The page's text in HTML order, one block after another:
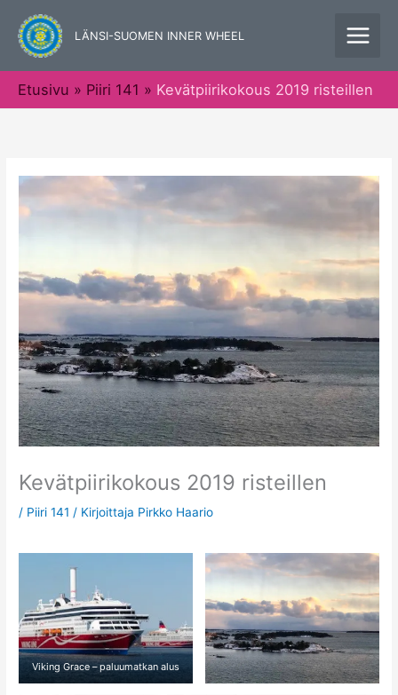
sisältöön
LÄNSI-SUOMEN INNER WHEEL
Etusivu Piiri 141 Kevätpiirikokous 2019 risteillen
Kevätpiirikokous 2019 risteillen
/ Piiri 141 / Kirjoittaja Pirkko Haario
Viking Grace – paluumatkan alus